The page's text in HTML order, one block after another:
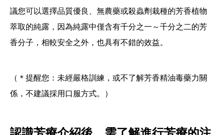
議您可以選擇品質優良、無農藥或殺蟲劑栽種的芳香植物
萃取的純露，因為純露中僅含有千分之一～千分之二的芳
香分子，相較安全之外，也具有不錯的效益。
（＊提醒您：未經嚴格訓練，或不了解芳香精油毒藥力關
係，不建議採用口服方式。）